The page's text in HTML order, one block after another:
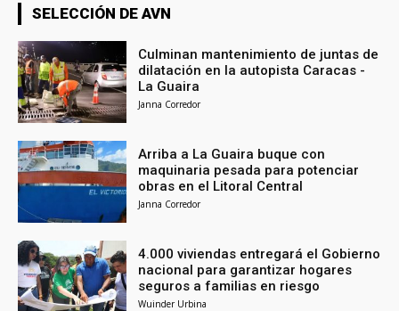
SELECCIÓN DE AVN
Culminan mantenimiento de juntas de
dilatación en la autopista Caracas -
La Guaira
Janna Corredor
Arriba a La Guaira buque con
maquinaria pesada para potenciar
obras en el Litoral Central
Janna Corredor
4.000 viviendas entregará el Gobierno
nacional para garantizar hogares
seguros a familias en riesgo
Wuinder Urbina